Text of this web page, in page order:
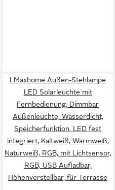
LMaxhome Außen-Stehlampe
LED Solarleuchte mit
Fernbedienung, Dimmbar
Außenleuchte, Wasserdicht,
Speicherfunktion, LED fest
integriert, Kaltweiß, Warmweiß,
Naturweiß, RGB, mit Lichtsensor,
RGB, USB Aufladbar,
Höhenverstellbar, für Terrasse